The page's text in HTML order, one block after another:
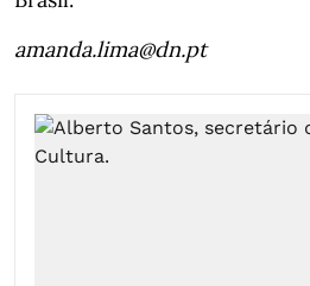
amanda.lima@dn.pt